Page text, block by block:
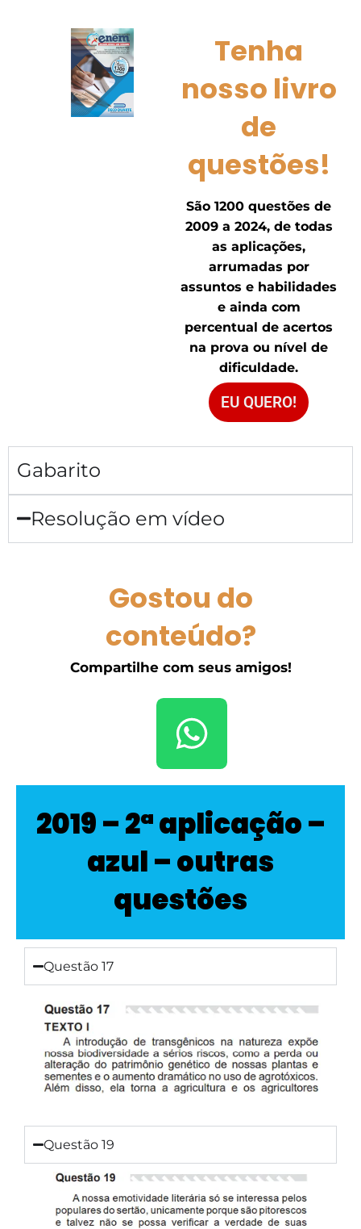
Tenha
nosso livro
de
questões!
São 1200 questões de
2009 a 2024, de todas
as aplicações,
arrumadas por
assuntos e habilidades
e ainda com
percentual de acertos
na prova ou nível de
dificuldade.
EU QUERO!
Gabarito
Resolução em vídeo
Gostou do
conteúdo?
Compartilhe com seus amigos!
2019 – 2ª aplicação –
azul – outras
questões
Questão 17
Questão 19